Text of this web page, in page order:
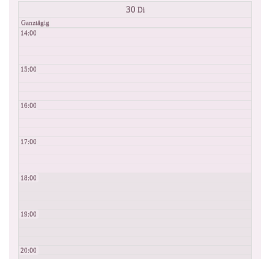
30 Di
Ganztägig
14:00
15:00
16:00
17:00
18:00
19:00
20:00